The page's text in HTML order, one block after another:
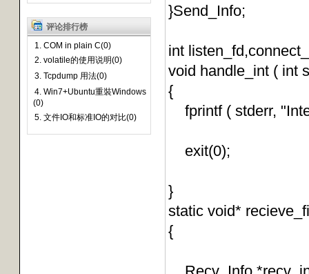
评论排行榜
1. COM in plain C(0)
2. volatile的使用说明(0)
3. Tcpdump 用法(0)
4. Win7+Ubuntu重裝Windows
(0)
5. 文件IO和标准IO的对比(0)
}Send_Info;
int
void handle_int ( int
{
fprintf ( stderr,
exit(0);
}
static void*
{